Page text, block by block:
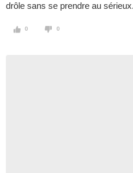
drôle sans se prendre au sérieux.
0 0